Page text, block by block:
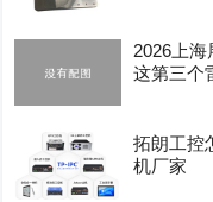
2026上
这第三个
拓朗工控
机厂家